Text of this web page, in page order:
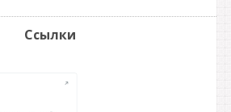
Ссылки